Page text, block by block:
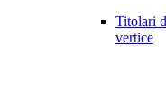
Titolari
vertice